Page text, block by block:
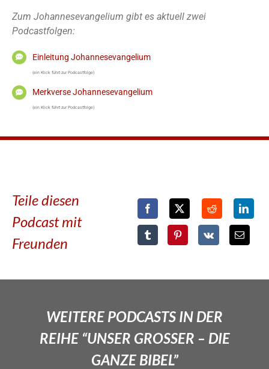
Zum Johannesevangelium gibt es aktuell zwei
Podcastfolgen:
Einleitung Johannesevangelium
(ein Klick führt zur Podcastfolge)
Merkverse Johannesevangelium
(ein Klick führt zur Podcastfolge)
Teile diesen
Podcast mit
Freunden
WEITERE PODCASTS IN DER
REIHE “UNSER GROSSER – DIE
GANZE BIBEL”